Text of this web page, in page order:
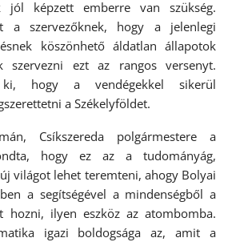
jól képzett emberre van szükség.
a szervezőknek, hogy a jelenlegi
köszönhető áldatlan állapotok
szervezni ezt az rangos versenyt.
ki, hogy a vendégekkel sikerül
a Székelyföldet.
Csíkszereda polgármestere a
hogy ez az a tudományág,
világot lehet teremteni, ahogy Bolyai
a segítségével a mindenségből a
ilyen eszköz az atombomba.
igazi boldogsága az, amit a